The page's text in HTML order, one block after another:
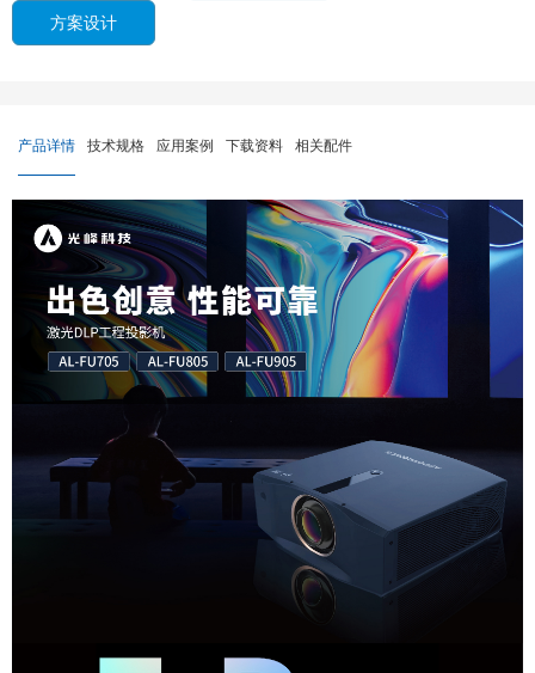
方案设计
产品详情 技术规格 应用案例 下载资料 相关配件